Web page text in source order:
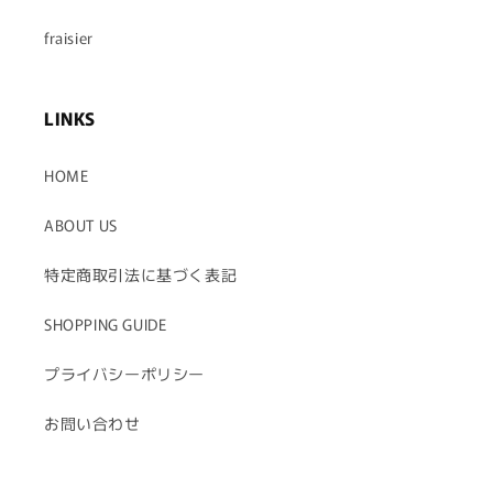
fraisier
LINKS
HOME
ABOUT US
特定商取引法に基づく表記
SHOPPING GUIDE
プライバシーポリシー
お問い合わせ